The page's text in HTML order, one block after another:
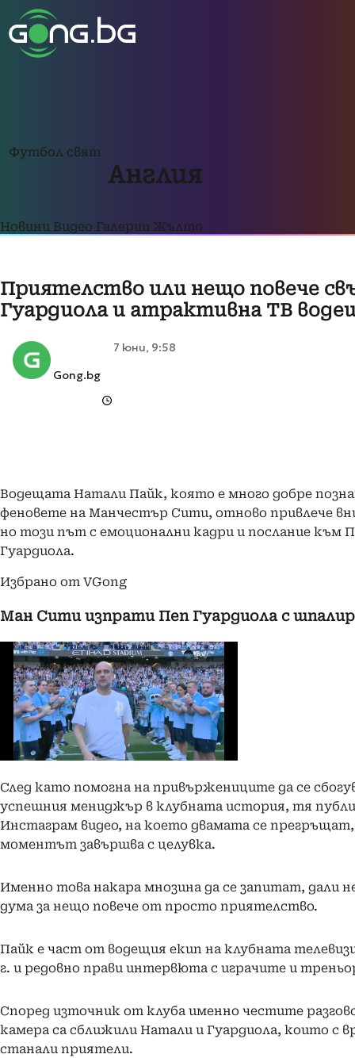
Футбол свят
Англия
Новини Видео Галерии Жълто
Приятелство или нещо повече
Гуардиола и атрактивна ТВ
Gong.bg
7 юни, 9:58
Водещата Натали Пайк, която е много добре
феновете на Манчестър Сити, отново привлече
но този път с емоционални кадри и послание към
Гуардиола.
Избрано от VGong
Ман Сити изпрати Пеп Гуардиола с шпалир
След като помогна на привържениците да се
успешния мениджър в клубната история, тя
Инстаграм видео, на което двамата се прегръщат,
моментът завършва с целувка.
Именно това накара мнозина да се запитат, дали
дума за нещо повече от просто приятелство.
Пайк е част от водещия екип на клубната
г. и редовно прави интервюта с играчите и
Според източник от клуба именно честите
камера са сближили Натали и Гуардиола, които с
станали приятели.